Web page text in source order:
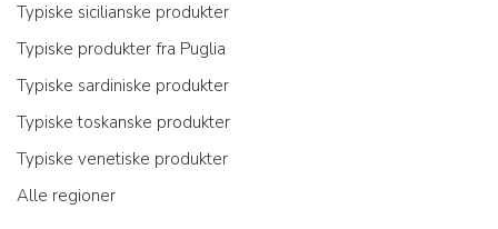
Typiske sicilianske produkter
Typiske produkter fra Puglia
Typiske sardiniske produkter
Typiske toskanske produkter
Typiske venetiske produkter
Alle regioner